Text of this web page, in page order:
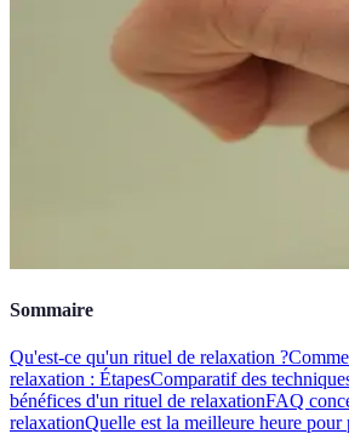
Sommaire
Qu'est-ce qu'un rituel de relaxation ?
relaxation : ÉtapesComparatif des
bénéfices d'un rituel de relaxationFAQ
relaxationQuelle est la meilleure heure